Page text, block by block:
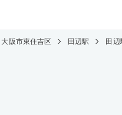
大阪市東住吉区 田辺駅 田